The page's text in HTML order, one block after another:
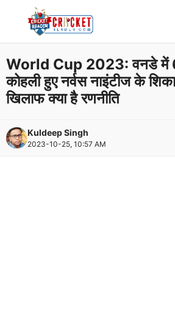
World Cup 2023: वनडे में 6
कोहली हुए नर्वस नाइंटीज के
खिलाफ क्या है रणनीति
Kuldeep Singh
2023-10-25, 10:57 AM